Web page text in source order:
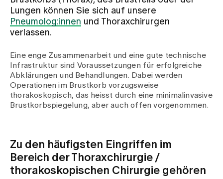
Events
Über uns
Aktuelles
Kontakt
Lungen können Sie sich auf unsere
Pneumolog:innen und Thoraxchirurgen
verlassen.
Eine enge Zusammenarbeit und eine gute technische
Infrastruktur sind Voraussetzungen für erfolgreiche
Abklärungen und Behandlungen. Dabei werden
Operationen im Brustkorb vorzugsweise
thorakoskopisch, das heisst durch eine minimalinvasive
Brustkorbspiegelung, aber auch offen vorgenommen.
Zu den häufigsten Eingriffen im
Bereich der Thoraxchirurgie /
thorakoskopischen Chirurgie gehören